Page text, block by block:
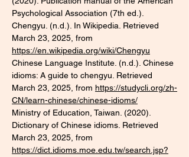
Psychological Association (7th ed.).
Chengyu. (n.d.). In Wikipedia. Retrieved
March 23, 2025, from
https://en.wikipedia.org/wiki/Chengyu
Chinese Language Institute. (n.d.). Chinese
idioms: A guide to chengyu. Retrieved
March 23, 2025, from https://studycli.org/zh-
CN/learn-chinese/chinese-idioms/
Ministry of Education, Taiwan. (2020).
Dictionary of Chinese idioms. Retrieved
March 23, 2025, from
https://dict.idioms.moe.edu.tw/search.jsp?